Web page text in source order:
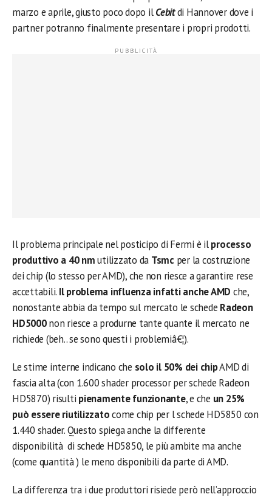
marzo e aprile, giusto poco dopo ilCebitdi Hannover dove i
partner potranno finalmente presentare i propri prodotti.
Il problema principale nel posticipo di Fermi è ilprocesso
produttivo a 40 nmutilizzato da Tsmc per la costruzione
dei chip (lo stesso per AMD), che non riesce a garantire rese
accettabili. Il problema influenza infatti anche AMD che,
nonostante abbia da tempo sul mercato le schede Radeon
HD5000non riesce a produrne tante quante il mercato ne
richiede (beh.. se sono questi i problemiâ€¦).
Le stime interne indicano che solo il 50% dei chipAMD di
fascia alta (con 1.600 shader processor per schede Radeon
HD5870) risulti pienamentefunzionante, e che un 25%
può essere riutilizzatocome chip per l schede HD5850 con
1.440 shader. Questo spiega anche la differente
disponibilità di schede HD5850, le più ambite ma anche
(come quantità ) le meno disponibili da parte di AMD.
La differenza tra i due produttori risiede però nell’approccio